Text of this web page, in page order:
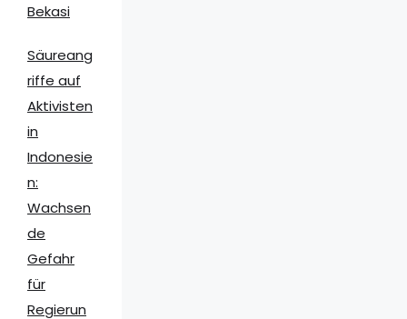
Bekasi
Säureang
riffe auf
Aktivisten
in
Indonesie
n:
Wachsen
de
Gefahr
für
Regierun